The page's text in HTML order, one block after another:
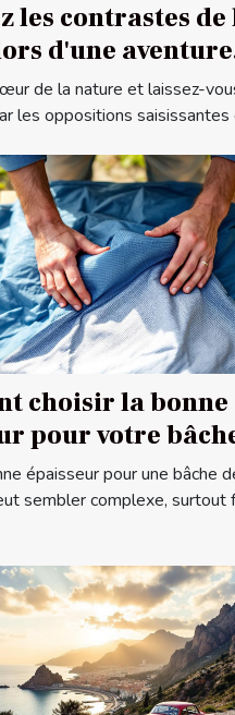
les contrastes de
d'une aventure
de la nature et laissez-
les oppositions saisissantes
choisir la bonne
pour votre
?
épaisseur pour une bâche
sembler complexe, surtout